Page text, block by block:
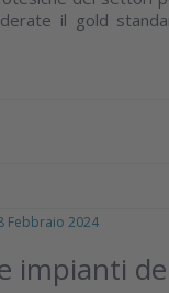
il gold
2024
impianti